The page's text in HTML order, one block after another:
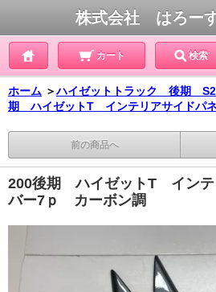
株式会社 はろー
カート 検索
ホーム ＞ハイゼットトラック 後期
期 ハイゼットT インテリアサイドパ
前の商品へ
200後期 ハイゼットT インテ
バー7ｐ カーボン調